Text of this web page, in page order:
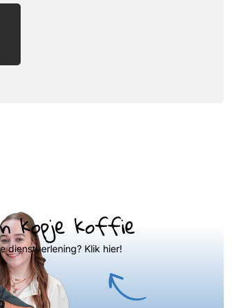
kopje koffie
dienstverlening? Klik hier!